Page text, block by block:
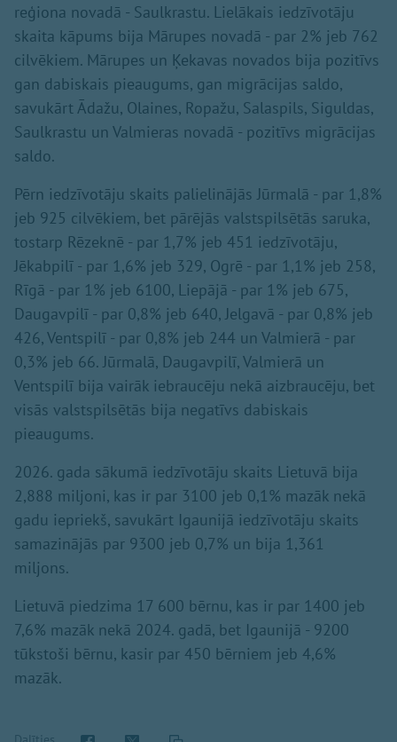
reģiona novadā - Saulkrastu. Lielākais iedzīvotāju
skaita kāpums bija Mārupes novadā - par 2% jeb 762
cilvēkiem. Mārupes un Ķekavas novados bija pozitīvs
gan dabiskais pieaugums, gan migrācijas saldo,
savukārt Ādažu, Olaines, Ropažu, Salaspils, Siguldas,
Saulkrastu un Valmieras novadā - pozitīvs migrācijas
saldo.
Pērn iedzīvotāju skaits palielinājās Jūrmalā - par 1,8%
jeb 925 cilvēkiem, bet pārējās valstspilsētās saruka,
tostarp Rēzeknē - par 1,7% jeb 451 iedzīvotāju,
Jēkabpilī - par 1,6% jeb 329, Ogrē - par 1,1% jeb 258,
Rīgā - par 1% jeb 6100, Liepājā - par 1% jeb 675,
Daugavpilī - par 0,8% jeb 640, Jelgavā - par 0,8% jeb
426, Ventspilī - par 0,8% jeb 244 un Valmierā - par
0,3% jeb 66. Jūrmalā, Daugavpilī, Valmierā un
Ventspilī bija vairāk iebraucēju nekā aizbraucēju, bet
visās valstspilsētās bija negatīvs dabiskais
pieaugums.
2026. gada sākumā iedzīvotāju skaits Lietuvā bija
2,888 miljoni, kas ir par 3100 jeb 0,1% mazāk nekā
gadu iepriekš, savukārt Igaunijā iedzīvotāju skaits
samazinājās par 9300 jeb 0,7% un bija 1,361
miljons.
Lietuvā piedzima 17 600 bērnu, kas ir par 1400 jeb
7,6% mazāk nekā 2024. gadā, bet Igaunijā - 9200
tūkstoši bērnu, kasir par 450 bērniem jeb 4,6%
mazāk.